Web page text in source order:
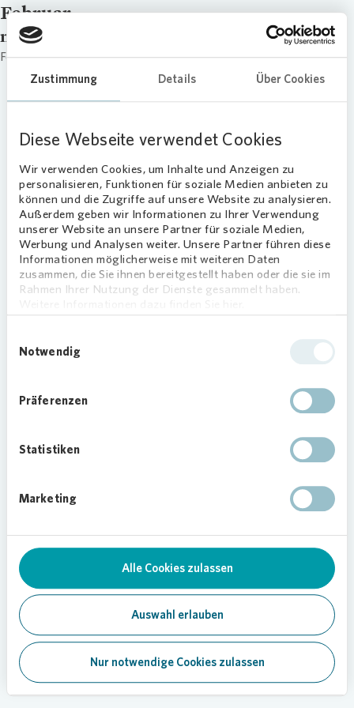
Zustimmung Details Über Cookies
Diese Webseite verwendet Cookies
Wir verwenden Cookies, um Inhalte und Anzeigen zu
personalisieren, Funktionen für soziale Medien anbieten zu
können und die Zugriffe auf unsere Website zu analysieren.
Außerdem geben wir Informationen zu Ihrer Verwendung
unserer Website an unsere Partner für soziale Medien,
Werbung und Analysen weiter. Unsere Partner führen diese
Informationen möglicherweise mit weiteren Daten
zusammen, die Sie ihnen bereitgestellt haben oder die sie im
Rahmen Ihrer Nutzung der Dienste gesammelt haben.
Notwendig
Präferenzen
Statistiken
Marketing
Alle Cookies zulassen
Auswahl erlauben
Nur notwendige Cookies zulassen
Februar
name
Februar